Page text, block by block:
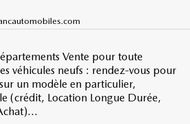
Vente pour toute
véhicules neufs : rendez-vous pour
un modèle en particulier,
(crédit, Location Longue Durée,